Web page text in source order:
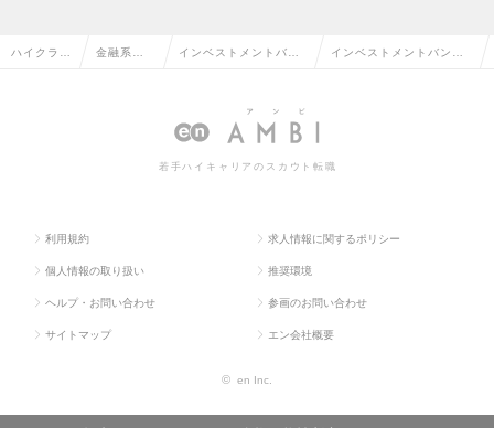
ハイクラス 金融系専 インベストメントバン インベストメントバンキ
若手ハイキャリアのスカウト転職
利用規約 求人情報に関するポリシー
個人情報の取り扱い 推奨環境
ヘルプ・お問い合わせ 参画のお問い合わせ
サイトマップ エン会社概要
© en Inc.